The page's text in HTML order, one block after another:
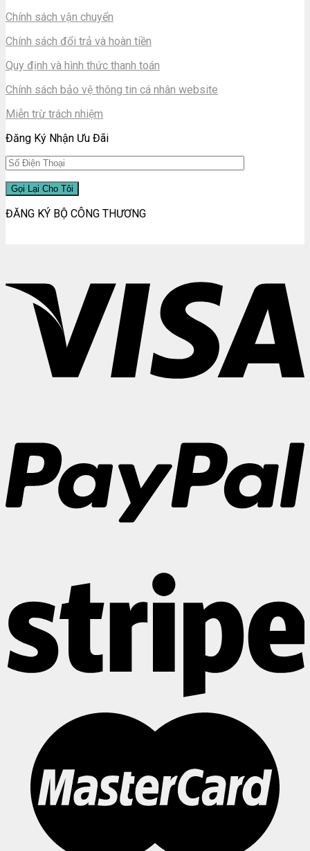
Chính sách vận chuyển
Chính sách đổi trả và hoàn tiền
Quy định và hình thức thanh toán
Chính sách bảo vệ thông tin cá nhân website
Miễn trừ trách nhiệm
Đăng Ký Nhận Ưu Đãi
ĐĂNG KÝ BỘ CÔNG THƯƠNG